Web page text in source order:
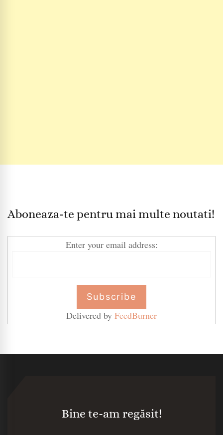
Aboneaza-te pentru mai multe noutati!
Enter your email address:
Delivered by FeedBurner
Bine te-am regăsit!